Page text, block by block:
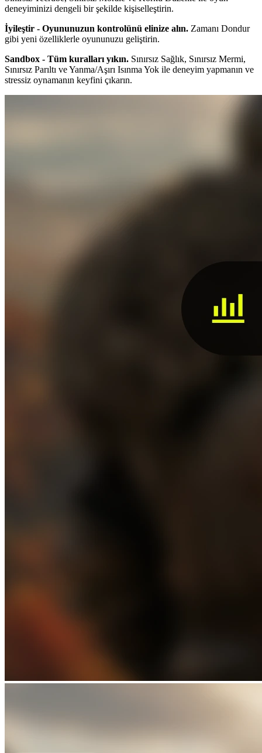
deneyiminizi dengeli bir şekilde kişiselleştirin.
İyileştir - Oyununuzun kontrolünü elinize alın. Zamanı Dondur
gibi yeni özelliklerle oyununuzu geliştirin.
Sandbox - Tüm kuralları yıkın. Sınırsız Sağlık, Sınırsız Mermi,
Sınırsız Parıltı ve Yanma/Aşırı Isınma Yok ile deneyim yapmanın ve
stressiz oynamanın keyfini çıkarın.